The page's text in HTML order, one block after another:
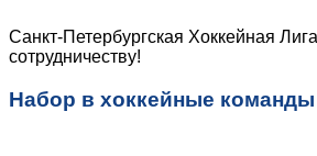
Санкт-Петербургская Хоккейная
сотрудничеству!
Набор в хоккейные команды